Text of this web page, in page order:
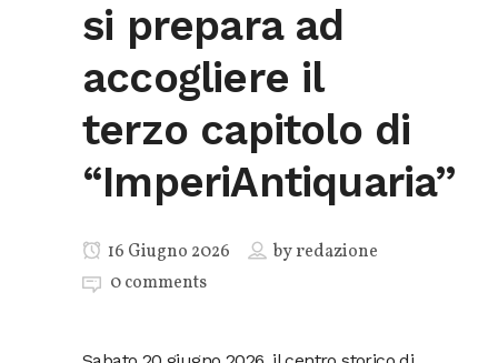
si prepara ad
accogliere il
terzo capitolo di
“ImperiAntiquaria”
16 Giugno 2026 byredazione
0 comments